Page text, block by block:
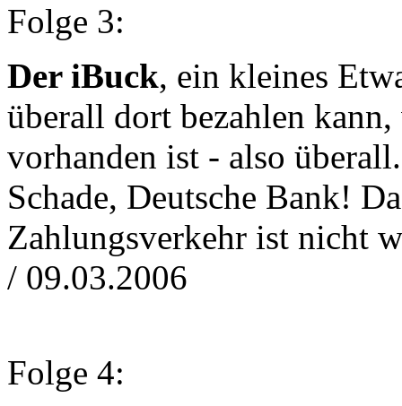
Folge 3:
Der iBuck, ein kleines
überall dort bezahlen
vorhanden ist - also
Schade, Deutsche Bank!
Zahlungsverkehr ist nicht
/ 09.03.2006
Folge 4: